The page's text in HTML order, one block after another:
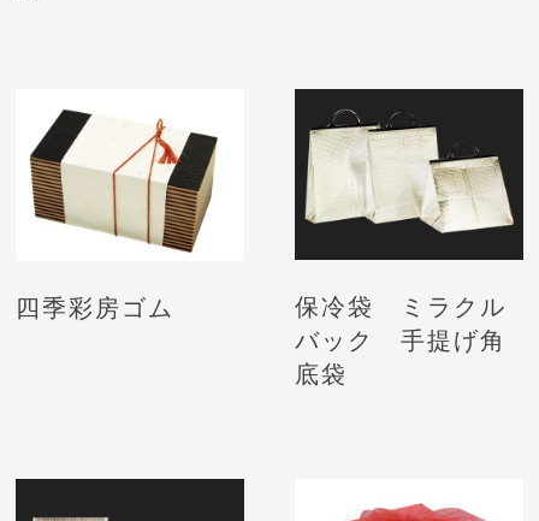
四季彩房ゴム
保冷袋 ミラクル
バック 手提げ角
底袋